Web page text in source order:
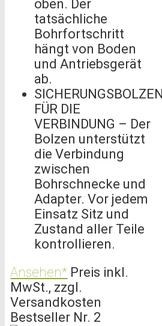
oben. Der
tatsächliche
Bohrfortschritt
hängt von Boden
und Antriebsgerät
ab.
SICHERUNGSBOLZEN
FÜR DIE
VERBINDUNG – Der
Bolzen unterstützt
die Verbindung
zwischen
Bohrschnecke und
Adapter. Vor jedem
Einsatz Sitz und
Zustand aller Teile
kontrollieren.
Ansehen* Preis inkl.
MwSt., zzgl.
Versandkosten
Bestseller Nr. 2